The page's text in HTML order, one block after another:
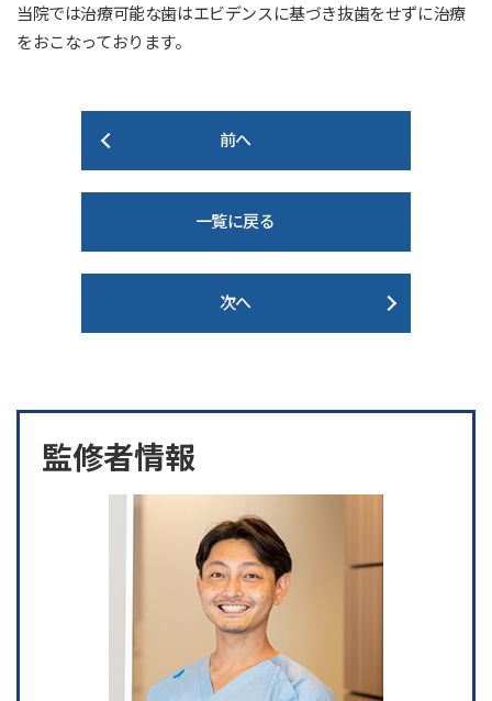
当院では治療可能な歯はエビデンスに基づき抜歯をせずに治療
をおこなっております。
前へ
一覧に戻る
次へ
監修者情報